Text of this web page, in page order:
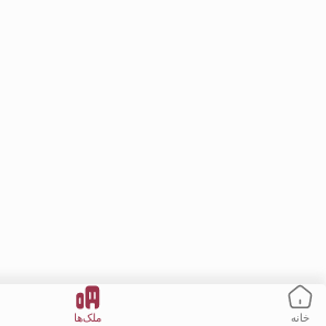
خانه ملک‌ها